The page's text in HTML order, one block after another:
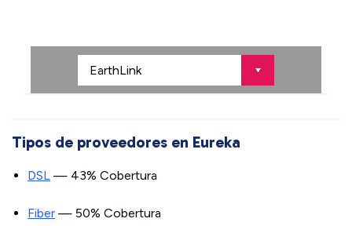
Tipos de proveedores en Eureka
DSL — 43% Cobertura
Fiber — 50% Cobertura